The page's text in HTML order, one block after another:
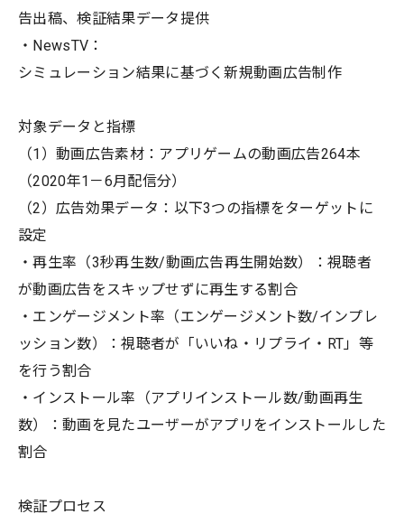
告出稿、検証結果データ提供
・NewsTV：
シミュレーション結果に基づく新規動画広告制作
対象データと指標
（1）動画広告素材：アプリゲームの動画広告264本
（2020年1－6月配信分）
（2）広告効果データ：以下3つの指標をターゲットに
設定
・再生率（3秒再生数/動画広告再生開始数）：視聴者
が動画広告をスキップせずに再生する割合
・エンゲージメント率（エンゲージメント数/インプレ
ッション数）：視聴者が「いいね・リプライ・RT」等
を行う割合
・インストール率（アプリインストール数/動画再生
数）：動画を見たユーザーがアプリをインストールした
割合
検証プロセス